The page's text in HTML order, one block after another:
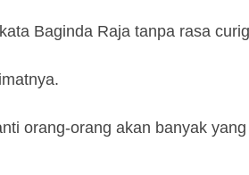
Baginda Raja tanpa rasa
orang-orang akan banyak